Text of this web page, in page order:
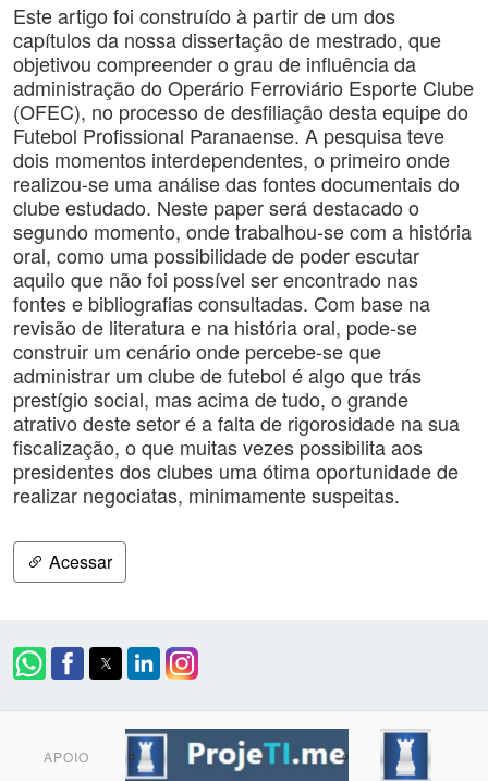
Este artigo foi construído à partir de um dos
capítulos da nossa dissertação de mestrado, que
objetivou compreender o grau de influência da
administração do Operário Ferroviário Esporte Clube
(OFEC), no processo de desfiliação desta equipe do
Futebol Profissional Paranaense. A pesquisa teve
dois momentos interdependentes, o primeiro onde
realizou-se uma análise das fontes documentais do
clube estudado. Neste paper será destacado o
segundo momento, onde trabalhou-se com a história
oral, como uma possibilidade de poder escutar
aquilo que não foi possível ser encontrado nas
fontes e bibliografias consultadas. Com base na
revisão de literatura e na história oral, pode-se
construir um cenário onde percebe-se que
administrar um clube de futebol é algo que trás
prestígio social, mas acima de tudo, o grande
atrativo deste setor é a falta de rigorosidade na sua
fiscalização, o que muitas vezes possibilita aos
presidentes dos clubes uma ótima oportunidade de
realizar negociatas, minimamente suspeitas.
Acessar
APOIO